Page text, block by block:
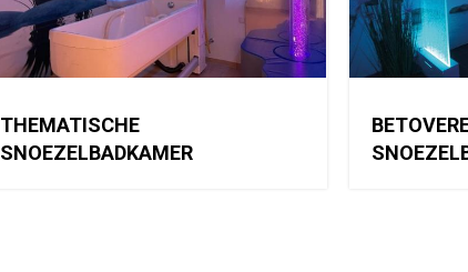
THEMATISCHE
SNOEZELBADKAMER